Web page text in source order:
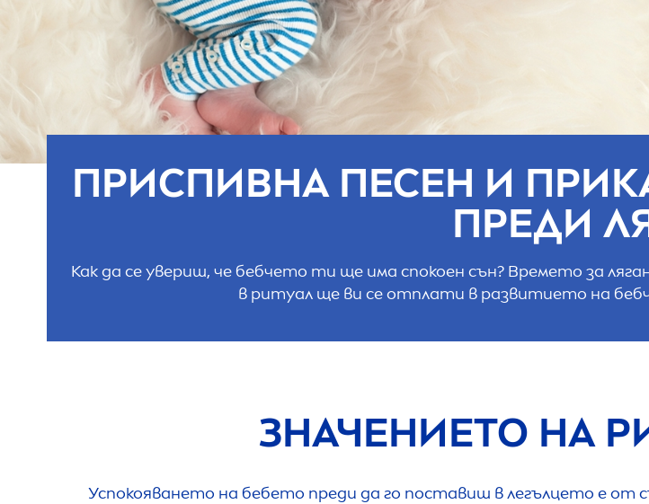
ПРИСПИВНА ПЕСЕН И
ПРЕДИ
Как да се увериш, че бебчето ти ще има спокоен сън? Времето за
в ритуал ще ви се отплати в развитието на
ЗНАЧЕНИЕТО НА
Успокояването на бебето преди да го поставиш в легълцето е от